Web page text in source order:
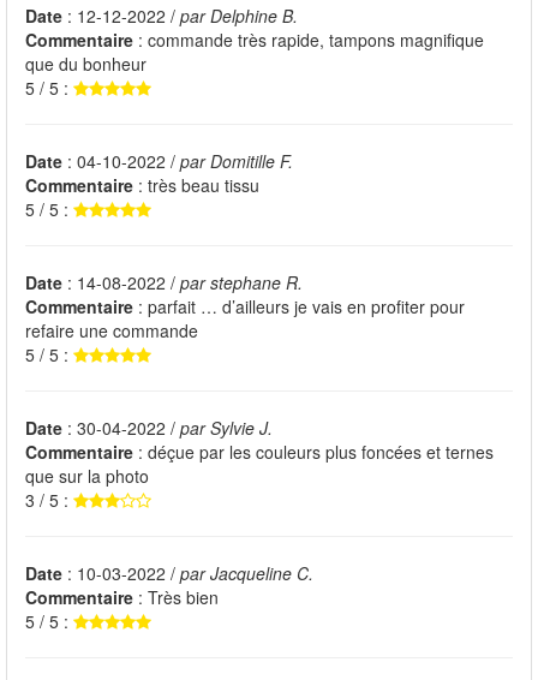
Date : 12-12-2022 / par Delphine B.
Commentaire : commande très rapide, tampons magnifique
que du bonheur
5 / 5 :
Date : 04-10-2022 / par Domitille F.
Commentaire : très beau tissu
5 / 5 :
Date : 14-08-2022 / par stephane R.
Commentaire : parfait … d’ailleurs je vais en profiter pour
refaire une commande
5 / 5 :
Date : 30-04-2022 / par Sylvie J.
Commentaire : déçue par les couleurs plus foncées et ternes
que sur la photo
3 / 5 :
Date : 10-03-2022 / par Jacqueline C.
Commentaire : Très bien
5 / 5 :